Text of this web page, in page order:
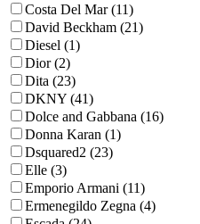
Costa Del Mar (11)
David Beckham (21)
Diesel (1)
Dior (2)
Dita (23)
DKNY (41)
Dolce and Gabbana (16)
Donna Karan (1)
Dsquared2 (23)
Elle (3)
Emporio Armani (11)
Ermenegildo Zegna (4)